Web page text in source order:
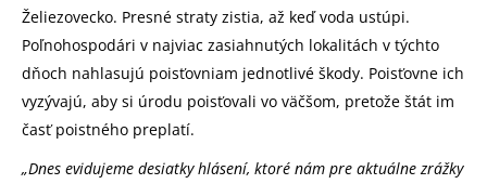
Želiezovecko. Presné straty zistia, až keď voda ustúpi.
Poľnohospodári v najviac zasiahnutých lokalitách v týchto
dňoch nahlasujú poisťovniam jednotlivé škody. Poisťovne ich
vyzývajú, aby si úrodu poisťovali vo väčšom, pretože štát im
časť poistného preplatí.
„Dnes evidujeme desiatky hlásení, ktoré nám pre aktuálne zrážky